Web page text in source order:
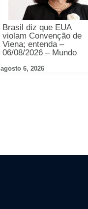
Brasil diz que EUA
violam Convenção de
Viena; entenda –
06/08/2026 – Mundo
agosto 6, 2026